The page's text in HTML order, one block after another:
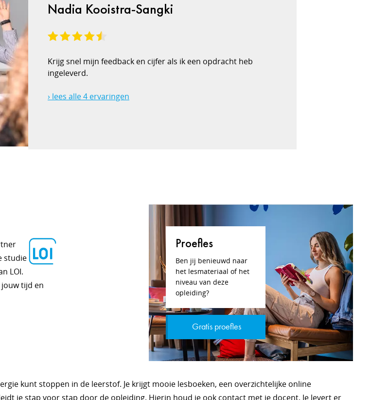
Nadia Kooistra-Sangki
Krijg snel mijn feedback en cijfer als ik een opdracht heb
ingeleverd.
› lees alle 4 ervaringen
Proefles
Ben jij benieuwd naar
het lesmateriaal of het
niveau van deze
opleiding?
Gratis proefles
studie
LOI.
tijd en
kunt stoppen in de leerstof. Je krijgt mooie lesboeken, een overzichtelijke online
je stap voor stap door de opleiding. Hierin houd je ook contact met je docent. Je levert er